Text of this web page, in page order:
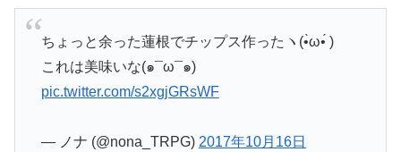
ちょっと余った蓮根でチップス作ったヽ(•̀ω•́ )ゝ
これは美味いな(๑¯ω¯๑)
pic.twitter.com/s2xgjGRsWF
— ノナ (@nona_TRPG) 2017年10月16日